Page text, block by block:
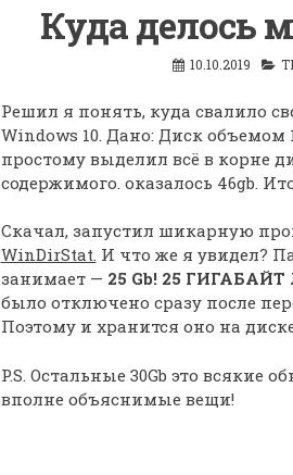
Куда делось
10.10.2019
Решил я понять, куда свалило
Windows 10. Дано: Диск объемом
простому выделил всё в корне
содержимого. оказалось 46gb.
Скачал, запустил шикарную
WinDirStat.И что же я увидел?
занимает — 25 Gb! 25
было отключено сразу после
Поэтому и хранится оно на
P.S. Остальные 30Gb это всякие
вполне объяснимые вещи!